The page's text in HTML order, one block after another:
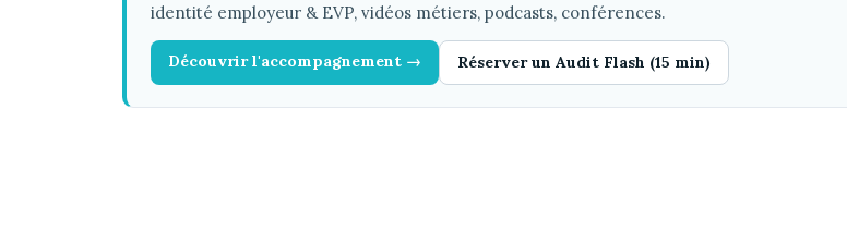
identité employeur & EVP, vidéos métiers, podcasts, conférences.
Découvrir l'accompagnement → Réserver un Audit Flash (15 min)